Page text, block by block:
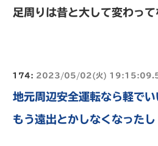
足周りは昔と大して変わっ
174: 2023/05/02(火)
地元周辺安全運転なら軽でい
もう遠出とかしなくなったし